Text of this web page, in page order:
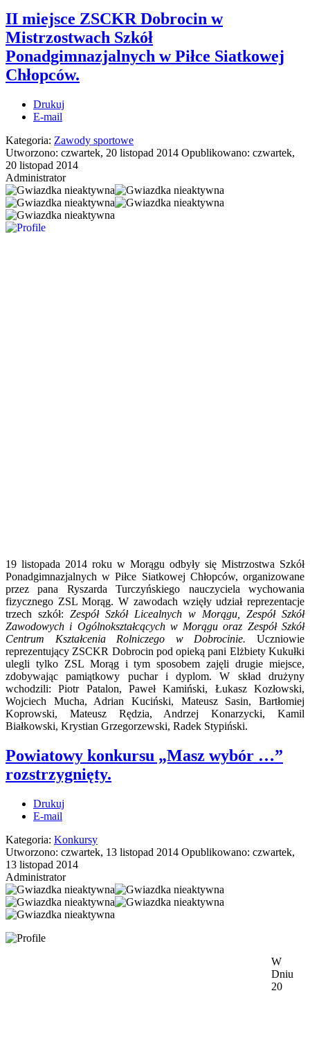
II miejsce ZSCKR Dobrocin w
Mistrzostwach Szkół
Ponadgimnazjalnych w Piłce Siatkowej
Chłopców.
Drukuj
E-mail
Kategoria: Zawody sportowe
Utworzono: czwartek, 20 listopad 2014 Opublikowano: czwartek,
20 listopad 2014
Administrator
19 listopada 2014 roku w Morągu odbyły się Mistrzostwa Szkół
Ponadgimnazjalnych w Piłce Siatkowej Chłopców, organizowane
przez pana Ryszarda Turczyńskiego nauczyciela wychowania
fizycznego ZSL Morąg. W zawodach wzięły udział reprezentacje
trzech szkół: Zespół Szkół Licealnych w Morągu, Zespół Szkół
Zawodowych i Ogólnokształcących w Morągu oraz Zespół Szkół
Centrum Kształcenia Rolniczego w Dobrocinie. Uczniowie
reprezentujący ZSCKR Dobrocin pod opieką pani Elżbiety Kukułki
ulegli tylko ZSL Morąg i tym sposobem zajęli drugie miejsce,
zdobywając pamiątkowy puchar i dyplom. W skład drużyny
wchodzili: Piotr Patalon, Paweł Kamiński, Łukasz Kozłowski,
Wojciech Mucha, Adrian Kuciński, Mateusz Sasin, Bartłomiej
Koprowski, Mateusz Rędzia, Andrzej Konarzycki, Kamil
Białkowski, Krystian Grzegorzewski, Radek Stypiński.
Powiatowy konkursu „Masz wybór …”
rozstrzygnięty.
Drukuj
E-mail
Kategoria: Konkursy
Utworzono: czwartek, 13 listopad 2014 Opublikowano: czwartek,
13 listopad 2014
Administrator
W
Dniu
20